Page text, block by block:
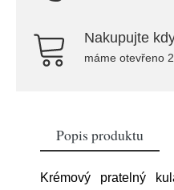
Nakupujte
máme otevřeno
Popis produktu
Krémový pratelný